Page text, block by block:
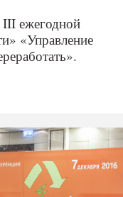
ежегодной
«Управление